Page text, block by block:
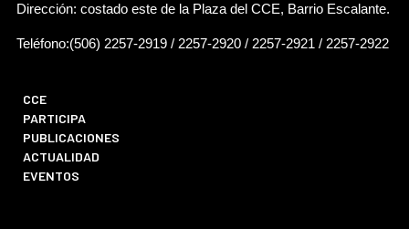
Dirección: costado este de la Plaza del CCE, Barrio Escalante.
Teléfono:(506) 2257-2919 / 2257-2920 / 2257-2921 / 2257-2922
CCE
PARTICIPA
PUBLICACIONES
ACTUALIDAD
EVENTOS